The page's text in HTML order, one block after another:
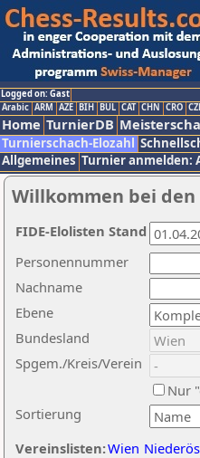
Logged on: Gast
Arabic ARM AZE BIH BUL CAT CHN CRO
Home TurnierDB
Turnierschach-Elozahl
Allgemeines Turnier anmelden:
Willkommen bei den
Nachname
Ebene
Sortierung
Personennummer
Bundesland
Spgem./Kreis/Verein
Nur
Vereinslisten:Wien
FIDE-Elolisten Stand